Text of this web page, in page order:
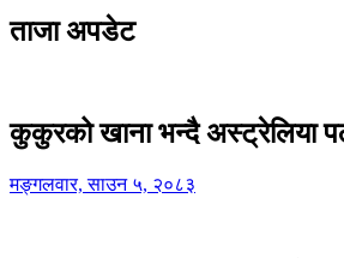
ताजा अपडेट
कुकुरको खाना भन्दै अस्ट्रेलिया
मङ्गलवार, साउन ५, २०८३